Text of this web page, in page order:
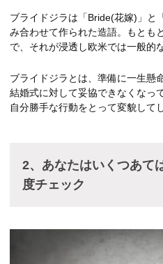
ブライドジラは「Bride(花嫁)」と
み合わせて作られた造語。もとも
で、それが浸透し欧米では一般的
ブライドジラとは、準備に一生懸
結婚式に対して妥協できなくなっ
自分勝手な行動をとって変貌して
2、あなたはいくつあて
度チェック